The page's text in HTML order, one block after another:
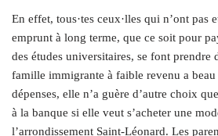
En effet, tous·tes ceux·lles qui n’ont pas
emprunt à long terme, que ce soit pour
des études universitaires, se font prendre
famille immigrante à faible revenu a beau
dépenses, elle n’a guère d’autre choix
à la banque si elle veut s’acheter une
l’arrondissement Saint-Léonard. Les